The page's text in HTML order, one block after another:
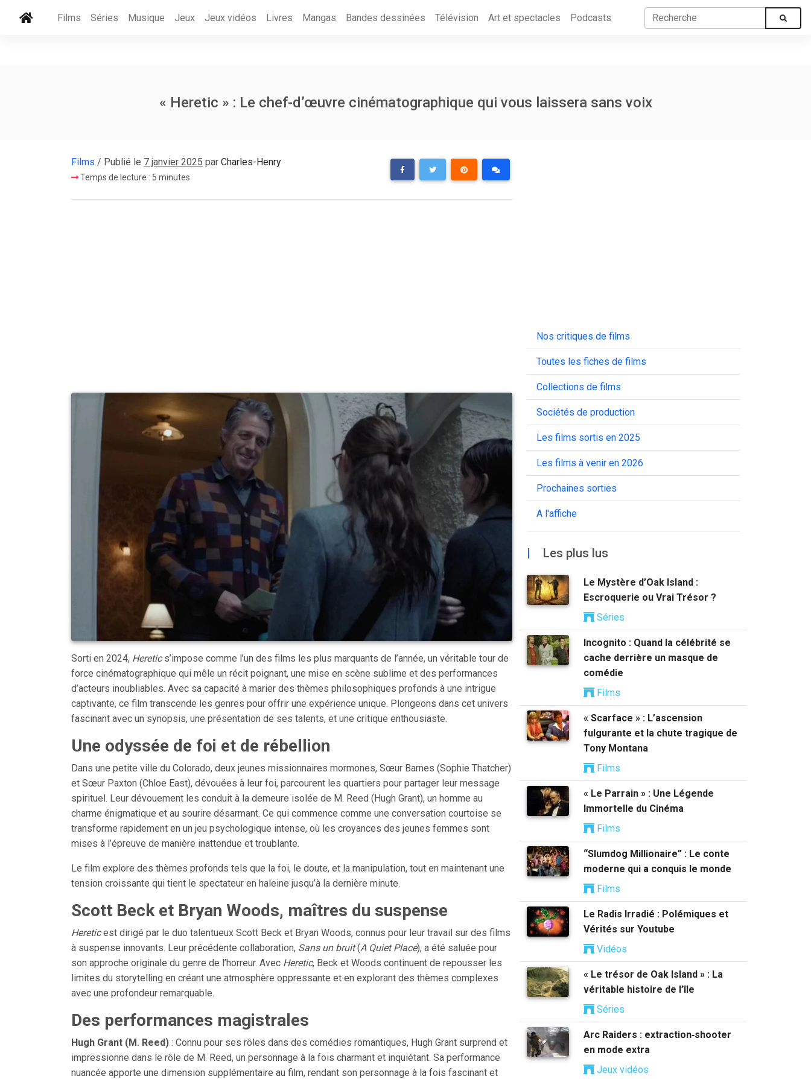
Films Séries Musique Jeux Jeux vidéos Livres Mangas Bandes dessinées Télévision Art et spectacles Podcasts
« Heretic » : Le chef-d’œuvre cinématographique qui vous laissera sans voix
Films / Publié le 7 janvier 2025 par Charles-Henry
Temps de lecture : 5 minutes
Sorti en 2024, Heretics’impose comme l’un des films les plus marquants de l’année, un véritable tour de
force cinématographique qui mêle un récit poignant, une mise en scène sublime et des performances
d’acteurs inoubliables. Avec sa capacité à marier des thèmes philosophiques profonds à une intrigue
captivante, ce film transcende les genres pour offrir une expérience unique. Plongeons dans cet univers
fascinant avec un synopsis, une présentation de ses talents, et une critique enthousiaste.
Une odyssée de foi et de rébellion
Dans une petite ville du Colorado, deux jeunes missionnaires mormones, Sœur Barnes (Sophie Thatcher)
et Sœur Paxton (Chloe East), dévouées à leur foi, parcourent les quartiers pour partager leur message
spirituel. Leur dévouement les conduit à la demeure isolée de M. Reed (Hugh Grant), un homme au
charme énigmatique et au sourire désarmant. Ce qui commence comme une conversation courtoise se
transforme rapidement en un jeu psychologique intense, où les croyances des jeunes femmes sont
mises à l’épreuve de manière inattendue et troublante.
Le film explore des thèmes profonds tels que la foi, le doute, et la manipulation, tout en maintenant une
tension croissante qui tient le spectateur en haleine jusqu’à la dernière minute.
Scott Beck et Bryan Woods, maîtres du suspense
Hereticest dirigé par le duo talentueux Scott Beck et Bryan Woods, connus pour leur travail sur des films
à suspense innovants. Leur précédente collaboration, Sans un bruit(A Quiet Place), a été saluée pour
son approche originale du genre de l’horreur. Avec Heretic, Beck et Woods continuent de repousser les
limites du storytelling en créant une atmosphère oppressante et en explorant des thèmes complexes
avec une profondeur remarquable.
Des performances magistrales
Hugh Grant (M. Reed) : Connu pour ses rôles dans des comédies romantiques, Hugh Grant surprend et
impressionne dans le rôle de M. Reed, un personnage à la fois charmant et inquiétant. Sa performance
nuancée apporte une dimension supplémentaire au film, rendant son personnage à la fois fascinant et
Nos critiques de films
Toutes les fiches de films
Collections de films
Sociétés de production
Les films sortis en 2025
Les films à venir en 2026
Prochaines sorties
A l'affiche
| Les plus lus
Le Mystère d’Oak Island :
Escroquerie ou Vrai Trésor ?
Séries
Incognito : Quand la célébrité se
cache derrière un masque de
comédie
Films
« Scarface » : L’ascension
fulgurante et la chute tragique de
Tony Montana
Films
« Le Parrain » : Une Légende
Immortelle du Cinéma
Films
“Slumdog Millionaire” : Le conte
moderne qui a conquis le monde
Films
Le Radis Irradié : Polémiques et
Vérités sur Youtube
Vidéos
« Le trésor de Oak Island » : La
véritable histoire de l’île
Séries
Arc Raiders : extraction‑shooter
en mode extra
Jeux vidéos